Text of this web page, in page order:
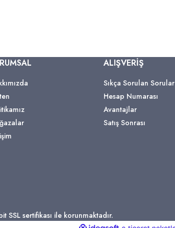
ALIŞVERİŞ
Sıkça Sorulan Sorular
Hesap Numarası
Avantajlar
Satış Sonrası
SSL sertifikası ile korunmaktadır.